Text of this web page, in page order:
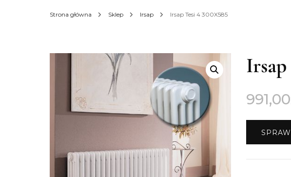
Strona główna Sklep Irsap Irsap Tesi 4 300X585
Irsap
991,00